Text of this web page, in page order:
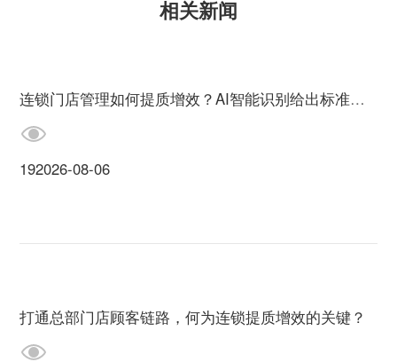
相关新闻
连锁门店管理如何提质增效？AI智能识别给出标准答案
192026-08-06
打通总部门店顾客链路，何为连锁提质增效的关键？